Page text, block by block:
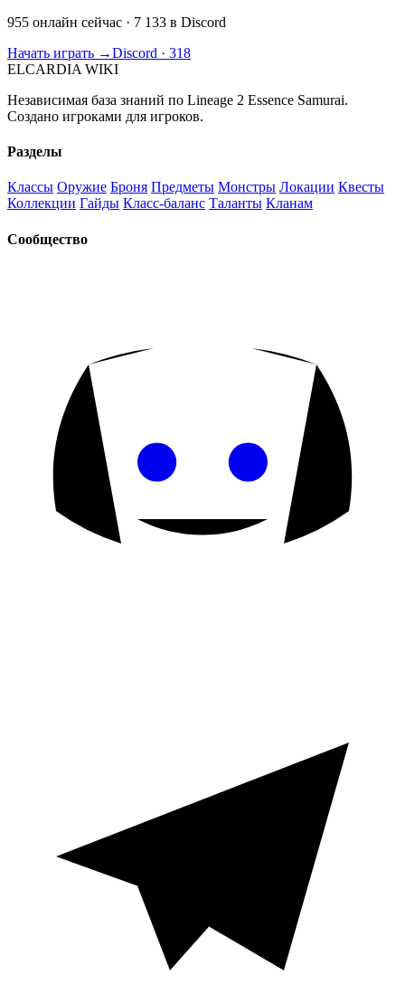
955 онлайн сейчас · 7 133 в Discord
Начать играть →Discord · 318
ELCARDIA WIKI
Независимая база знаний по Lineage 2 Essence Samurai.
Создано игроками для игроков.
Разделы
Классы Оружие Броня Предметы Монстры Локации Квесты
Коллекции Гайды Класс-баланс Таланты Кланам
Сообщество